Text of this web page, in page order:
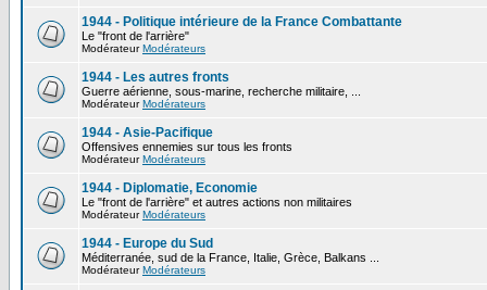
1944 - Politique intérieure de la France Combattante
Le "front de l'arrière"
ModérateurModérateurs
1944 - Les autres fronts
Guerre aérienne, sous-marine, recherche militaire, ...
ModérateurModérateurs
1944 - Asie-Pacifique
Offensives ennemies sur tous les fronts
ModérateurModérateurs
1944 - Diplomatie, Economie
Le "front de l'arrière" et autres actions non militaires
ModérateurModérateurs
1944 - Europe du Sud
Méditerranée, sud de la France, Italie, Grèce, Balkans ...
ModérateurModérateurs